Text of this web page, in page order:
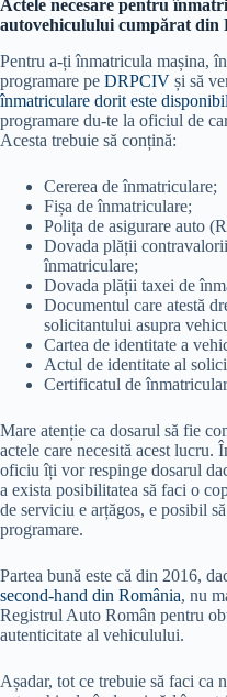
Actele necesare pentru
autovehiculului cumpărat din
Pentru a-ți înmatricula mașina,
programare pe DRPCIV și să
înmatriculare dorit este disponibil
programare du-te la oficiul de
Acesta trebuie să conțină:
Cererea de înmatriculare;
Fișa de înmatriculare;
Polița de asigurare auto
Dovada plății
înmatriculare;
Dovada plății taxei de
Documentul care atestă
solicitantului asupra
Cartea de identitate a
Actul de identitate al
Certificatul de
Mare atenție ca dosarul să fie
actele care necesită acest lucru.
oficiu îți vor respinge dosarul
a exista posibilitatea să faci o
de serviciu e arțăgos, e posibil
programare.
Partea bună este că din 2016,
second-hand din România, nu
Registrul Auto Român pentru
autenticitate al vehiculului.
Așadar, tot ce trebuie să faci ca